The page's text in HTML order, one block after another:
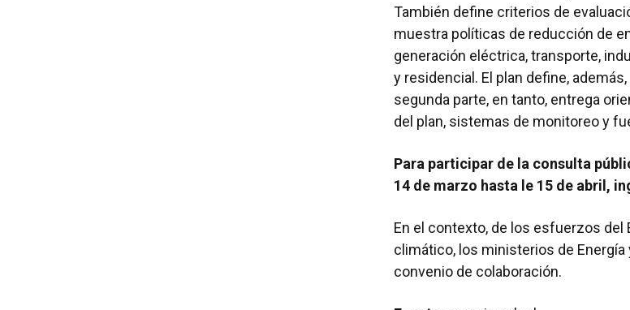
También define criterios de
muestra políticas de reducción de
generación eléctrica, transporte,
y residencial. El plan define,
segunda parte, en tanto, entrega
del plan, sistemas de monitoreo y
Para participar de la consulta
14 de marzo hasta le 15 de abril,
En el contexto, de los esfuerzos del
climático, los ministerios de
convenio de colaboración.